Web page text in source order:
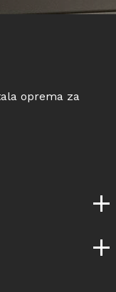
oprema za